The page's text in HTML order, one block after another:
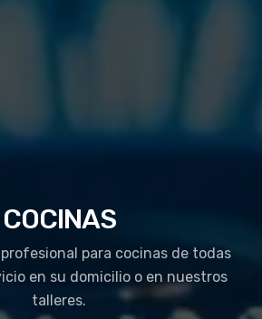
COCINAS
para cocinas de todas
en su domicilio o en nuestros
talleres.